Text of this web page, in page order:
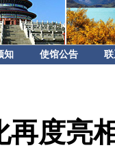
知 使馆公告
再度亮